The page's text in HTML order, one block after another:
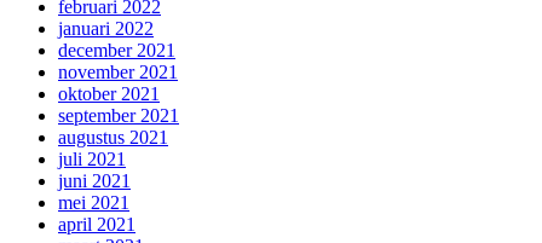
februari 2022
januari 2022
december 2021
november 2021
oktober 2021
september 2021
augustus 2021
juli 2021
juni 2021
mei 2021
april 2021